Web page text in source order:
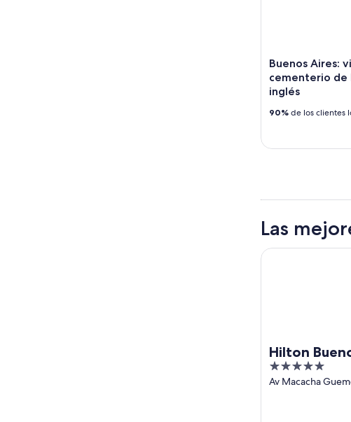
Buenos Aires:
cementerio de
inglés
90% de los clientes
Las
Hilton
5
out
Av Macacha
Hilton Buenos